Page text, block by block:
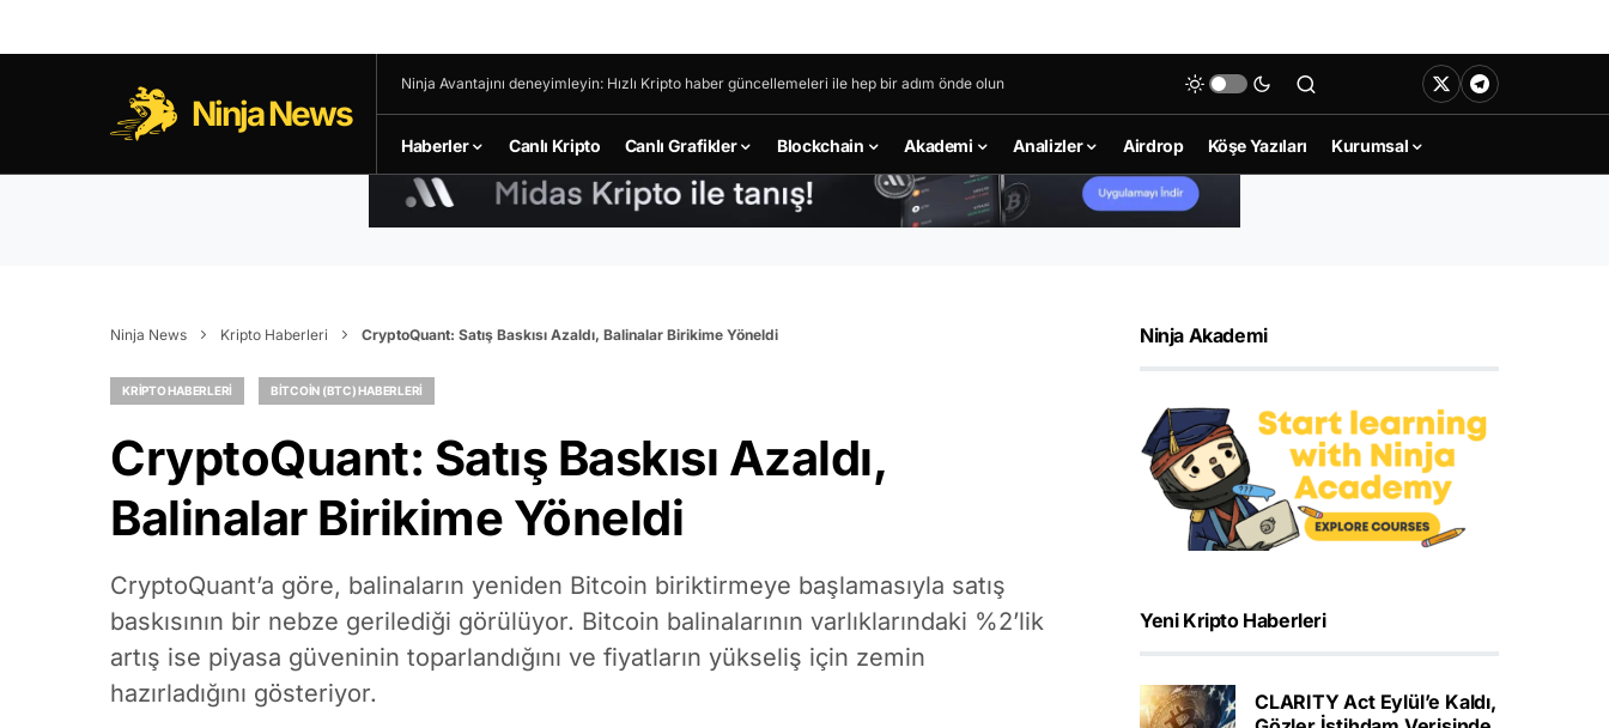
Ninja News
Ninja Avantajını deneyimleyin: Hızlı Kripto haber güncellemeleri ile hep bir adım önde olun
Haberler Canlı Kripto Canlı Grafikler Blockchain Akademi Analizler Airdrop Köşe Yazıları Kurumsal
Ninja News Kripto Haberleri CryptoQuant: Satış Baskısı Azaldı, Balinalar Birikime Yöneldi
KRIPTO HABERLERI BITCOIN (BTC) HABERLERI
CryptoQuant: Satış Baskısı Azaldı,
Balinalar Birikime Yöneldi
CryptoQuant’a göre, balinaların yeniden Bitcoin biriktirmeye başlamasıyla satış
baskısının bir nebze gerilediği görülüyor. Bitcoin balinalarının varlıklarındaki %2’lik
artış ise piyasa güveninin toparlandığını ve fiyatların yükseliş için zemin
hazırladığını gösteriyor.
Ninja Akademi
Yeni Kripto Haberleri
CLARITY Act Eylül’e Kaldı,